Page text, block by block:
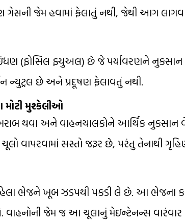
ગેસની જેમ હવામાં ફેલાતું નથી, જેથી આગ
(ફોસિલ ફ્યુઅલ) છે જે પર્યાવરણને નુકસાન
ન્યુટ્રલ છે અને પ્રદૂષણ ફેલાવતું નથી.
મોટી મુશ્કેલીઓ
થવા અને વાહનચાલકોને આર્થિક નુકસાન
વાપરવામાં સસ્તો જરૂર છે, પરંતુ તેનાથી
ભેજને ખૂબ ઝડપથી પકડી લે છે. આ ભેજના
વાહનોની જેમ જ આ ચૂલાનું મેઇન્ટેનન્સ